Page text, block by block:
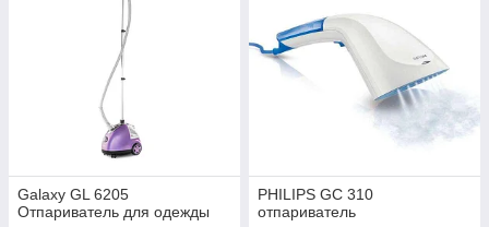
Galaxy GL 6205
Отпариватель для одежды
PHILIPS GC 310
отпариватель